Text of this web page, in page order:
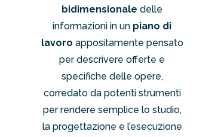
bidimensionale delle
informazioni in un piano di
lavoro appositamente pensato
per descrivere offerte e
specifiche delle opere,
corredato da potenti strumenti
per rendere semplice lo studio,
la progettazione e l’esecuzione